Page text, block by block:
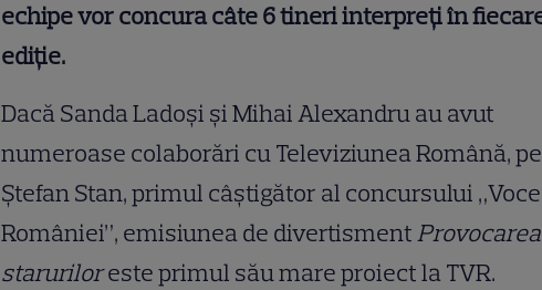
echipe vor concura câte 6 tineri interpreţi în
ediţie.
Dacă Sanda Ladoşi şi Mihai Alexandru au avut
numeroase colaborări cu Televiziunea Română,
Ştefan Stan, primul câştigător al concursului
României”, emisiunea de divertismentProvocarea
staruriloreste primul său mare proiect la TVR.